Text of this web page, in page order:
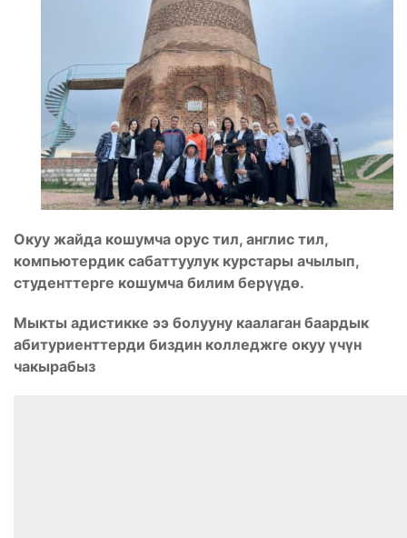
Окуу жайда кошумча орус тил, англис тил,
компьютердик сабаттуулук курстары ачылып,
студенттерге кошумча билим берүүдѳ.
Мыкты адистикке ээ болууну каалаган баардык
абитуриенттерди биздин колледжге окуу үчүн
чакырабыз